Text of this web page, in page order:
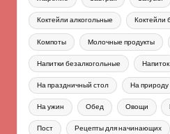
Коктейли алкогольные Коктейли
Компоты Молочные продукты
Напитки безалкогольные Напиток
На праздничный стол На природу
На ужин Обед Овощи
Пост Рецепты для начинающих